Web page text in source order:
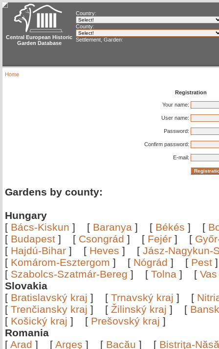
Central European Historic
Garden Database
Country:
County:
Settlement, Garden:
Home
Registration
Your name:
User name:
Password:
Confirm password:
E-mail:
Gardens by county:
Hungary
[ Bács-Kiskun ] [ Baranya ] [ Békés ] [
[ Budapest ] [ Csongrád ] [ Fejér ] [
[ Hajdú-Bihar ] [ Heves ] [ Jász-Nagykun-
[ Komárom-Esztergom ] [ Nógrád ] [ Pest
[ Szabolcs-Szatmár-Bereg ] [ Tolna ] [ Vas
Slovakia
[ Bratislavský kraj ] [ Trnavský kraj ] [
[ Trenčiansky kraj ] [ Žilinský kraj ] [
[ Košický kraj ] [ Prešovský kraj ]
Romania
[ Arad ] [ Argeş ] [ Bacău ] [ Bistriţa-